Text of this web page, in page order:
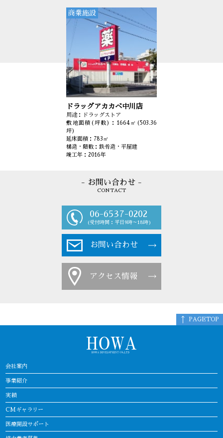
商業施設
ドラッグアカカベ中川店
用途：ドラッグストア
敷地面積(坪数)：1664㎡(503.36
坪)
延床面積：783㎡
構造・階数：鉄骨造・平屋建
竣工年：2016年
- お問い合わせ -
CONTACT
06-6537-0202
(受付時間：平日9時～18時)
お問い合わせ
アクセス情報
会社案内
事業紹介
実績
CMギャラリー
医療開設サポート
PAGETOP